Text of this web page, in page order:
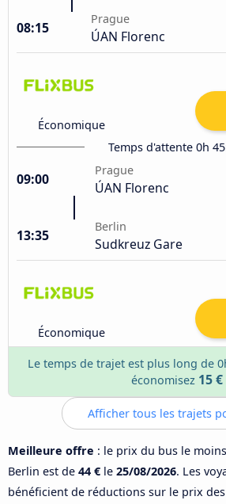
08:15
Prague
ÚAN Florenc
Économique
Temps d'attente 0h
09:00
Prague
ÚAN Florenc
13:35
Berlin
Sudkreuz Gare
Économique
Le temps de trajet est plus long de
économisez 15 €
Afficher tous les trajets
Meilleure offre : le prix du bus le
Berlin est de 44 € le 25/08/2026. Les
bénéficient de réductions sur le prix